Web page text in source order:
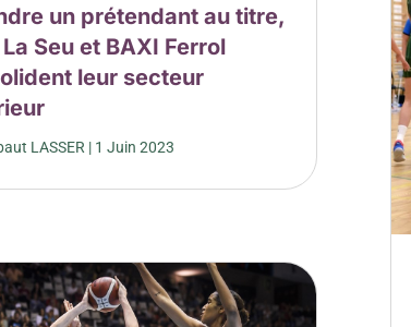
un prétendant au titre,
Seu et BAXI Ferrol
leur secteur
LASSER | 1 Juin 2023